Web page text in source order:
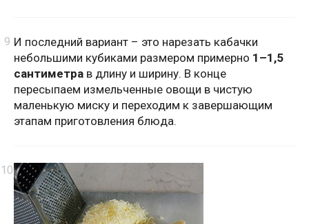
И последний вариант – это нарезать кабачки
небольшими кубиками размером примерно 1–1,5
сантиметра в длину и ширину. В конце
пересыпаем измельченные овощи в чистую
маленькую миску и переходим к завершающим
этапам приготовления блюда.